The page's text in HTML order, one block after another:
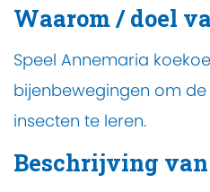
Waarom / doel
Speel Annemaria
bijenbewegingen om
insecten te leren.
Beschrijving